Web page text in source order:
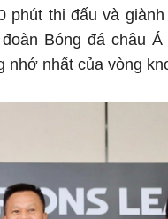
phút thi đấu và giành
Bóng đá châu Á
nhớ nhất của vòng